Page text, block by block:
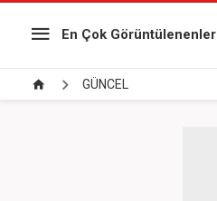
En Çok Görüntülenenler
GÜNCEL